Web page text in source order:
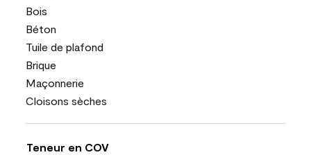
Bois
Béton
Tuile de plafond
Brique
Maçonnerie
Cloisons sèches
Teneur en COV